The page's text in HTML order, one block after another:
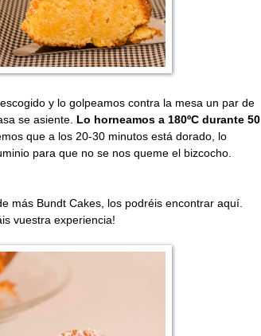
y lo golpeamos contra la mesa un par de
se asiente. Lo horneamos a 180ºC durante 50
que a los 20-30 minutos está dorado, lo
para que no se nos queme el bizcocho.
más Bundt Cakes , los podréis encontrar aquí
vuestra experiencia!